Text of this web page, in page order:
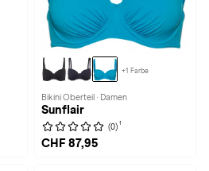
+1 Farbe
Bikini Oberteil · Damen
Sunflair
(0) 1
CHF 87,95